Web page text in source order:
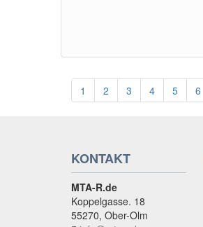
1 2 3 4 5 6
KONTAKT
MTA-R.de
Koppelgasse. 18
55270, Ober-Olm